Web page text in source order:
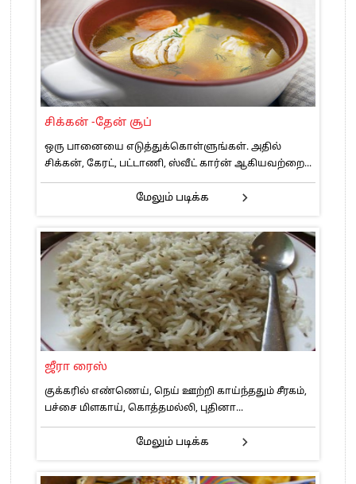
சிக்கன் -தேன் சூப்
ஒரு பானையை எடுத்துக்கொள்ளுங்கள். அதில்
சிக்கன், கேரட், பட்டாணி, ஸ்வீட் கார்ன் ஆகியவற்றை...
மேலும் படிக்க
ஜீரா ரைஸ்
குக்கரில் எண்ணெய், நெய் ஊற்றி காய்ந்ததும் சீரகம்,
பச்சை மிளகாய், கொத்தமல்லி, புதினா...
மேலும் படிக்க